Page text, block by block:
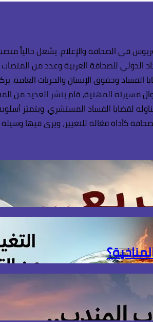
في الصحافة والإعلام. يشغل حالياً
للصحافة العربية وعدد من المنصات
وحقوق الإنسان والحريات العامة.
مسيرته المهنية، قام بنشر العديد من
لقضايا الفساد المستشري. ويتميّز
كأداة فعّالة للتغيير، ويرى فيها